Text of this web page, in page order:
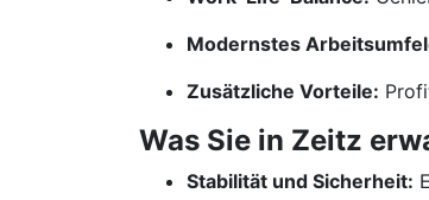
Modernstes
Zusätzliche Vorteile:
Was Sie in Zeitz
Stabilität und Sicherheit: